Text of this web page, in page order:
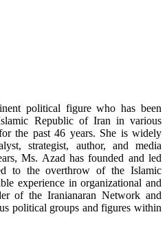
political figure who has been
Republic of Iran in various
the past 46 years. She is widely
strategist, author, and media
Ms. Azad has founded and led
to the overthrow of the Islamic
experience in organizational and
of the Iranianaran Network and
political groups and figures within